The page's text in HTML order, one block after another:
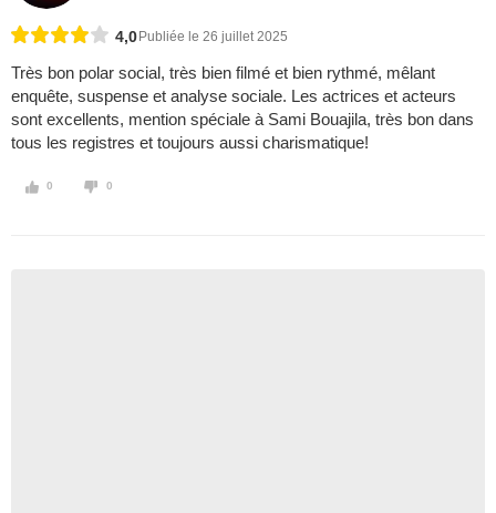
4,0 Publiée le 26 juillet 2025
Très bon polar social, très bien filmé et bien rythmé, mêlant
enquête, suspense et analyse sociale. Les actrices et acteurs
sont excellents, mention spéciale à Sami Bouajila, très bon dans
tous les registres et toujours aussi charismatique!
0 0